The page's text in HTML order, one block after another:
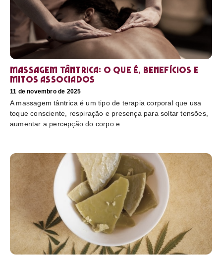
Massagem tântrica: o que é, benefícios e
mitos associados
11 de novembro de 2025
A massagem tântrica é um tipo de terapia corporal que usa
toque consciente, respiração e presença para soltar tensões,
aumentar a percepção do corpo e